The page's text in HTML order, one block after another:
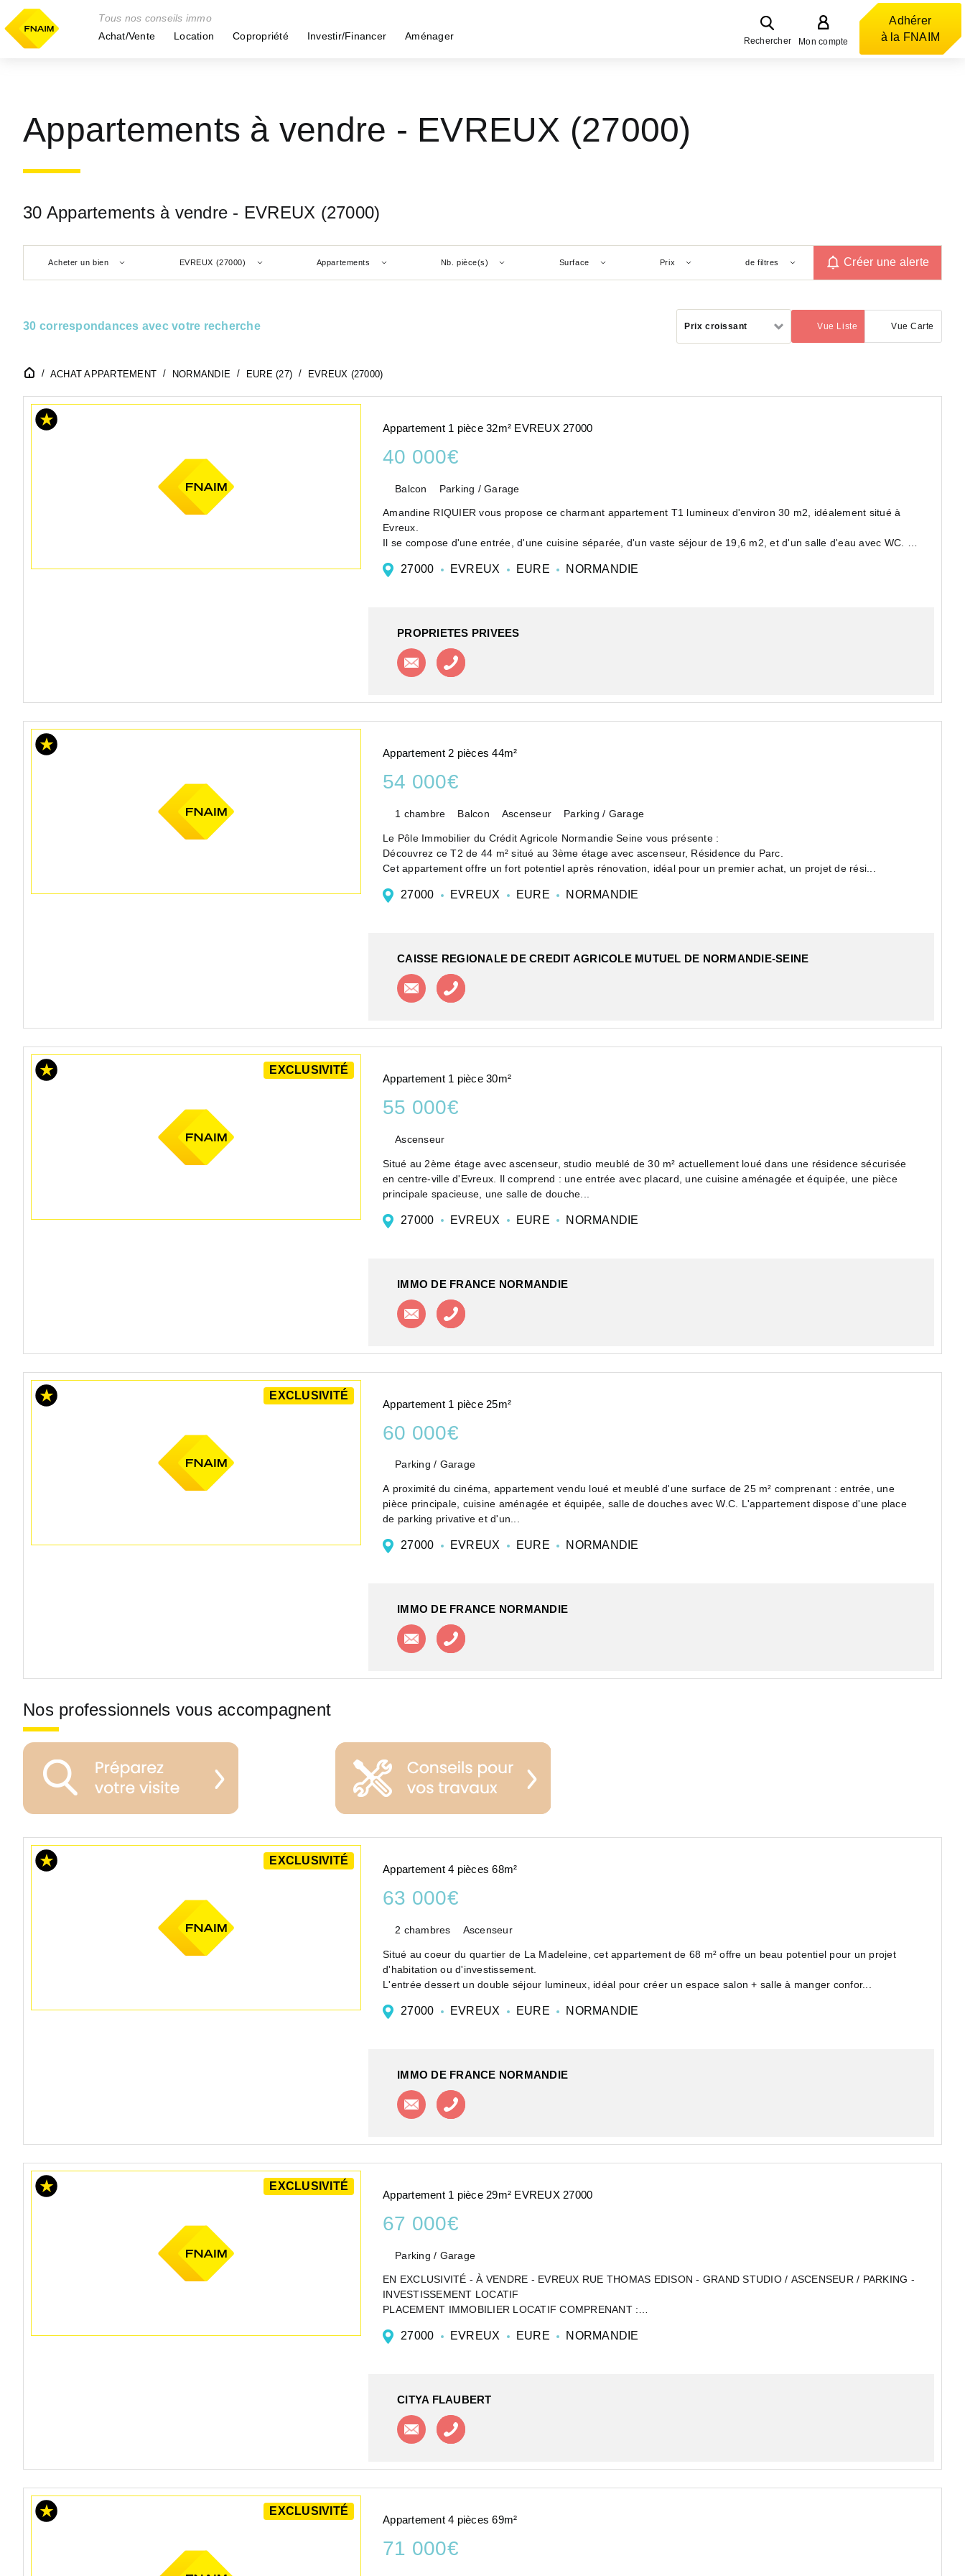
Tous nos conseils immo
Achat/Vente
Location Copropriété Investir/Financer Aménager Rechercher Mon compte
Adhérer
à la FNAIM
Appartements à vendre - EVREUX (27000)
30 Appartements à vendre - EVREUX (27000)
Acheter un bien EVREUX (27000) Appartements Nb. pièce(s) Surface Prix de filtres Créer une alerte
30 correspondances avec votre recherche Prix croissant Vue Liste
(activé) Vue Carte
ACHAT APPARTEMENT NORMANDIE EURE (27) EVREUX (27000)
Appartement 1 pièce 32m² EVREUX 27000
40 000€
Balcon Parking / Garage
Amandine RIQUIER vous propose ce charmant appartement T1 lumineux d'environ 30 m2, idéalement situé à
Evreux.
Il se compose d'une entrée, d'une cuisine séparée, d'un vaste séjour de 19,6 m2, et d'un salle d'eau avec WC.
27000 EVREUX EURE NORMANDIE
PROPRIETES PRIVEES
Contacter l'agence
Appartement 2 pièces 44m²
54 000€
1 chambre Balcon Ascenseur Parking / Garage
Le Pôle Immobilier du Crédit Agricole Normandie Seine vous présente :
Découvrez ce T2 de 44 m² situé au 3ème étage avec ascenseur, Résidence du Parc.
Cet appartement offre un fort potentiel après rénovation, idéal pour un premier achat, un projet de rési...
27000 EVREUX EURE NORMANDIE
CAISSE REGIONALE DE CREDIT AGRICOLE MUTUEL DE NORMANDIE-SEINE
Contacter l'agence
EXCLUSIVITÉ
Appartement 1 pièce 30m²
55 000€
Ascenseur
Situé au 2ème étage avec ascenseur, studio meublé de 30 m² actuellement loué dans une résidence sécurisée
en centre-ville d'Evreux. Il comprend : une entrée avec placard, une cuisine aménagée et équipée, une pièce
principale spacieuse, une salle de douche...
27000 EVREUX EURE NORMANDIE
IMMO DE FRANCE NORMANDIE
Contacter l'agence
EXCLUSIVITÉ
Appartement 1 pièce 25m²
60 000€
Parking / Garage
A proximité du cinéma, appartement vendu loué et meublé d'une surface de 25 m² comprenant : entrée, une
pièce principale, cuisine aménagée et équipée, salle de douches avec W.C. L'appartement dispose d'une place
de parking privative et d'un...
27000 EVREUX EURE NORMANDIE
IMMO DE FRANCE NORMANDIE
Contacter l'agence
Nos professionnels vous accompagnent
EXCLUSIVITÉ
Appartement 4 pièces 68m²
63 000€
2 chambres Ascenseur
Situé au coeur du quartier de La Madeleine, cet appartement de 68 m² offre un beau potentiel pour un projet
d'habitation ou d'investissement.
L'entrée dessert un double séjour lumineux, idéal pour créer un espace salon + salle à manger confor...
27000 EVREUX EURE NORMANDIE
IMMO DE FRANCE NORMANDIE
Contacter l'agence
EXCLUSIVITÉ
Appartement 1 pièce 29m² EVREUX 27000
67 000€
Parking / Garage
EN EXCLUSIVITÉ - À VENDRE - EVREUX RUE THOMAS EDISON - GRAND STUDIO / ASCENSEUR / PARKING -
INVESTISSEMENT LOCATIF
PLACEMENT IMMOBILIER LOCATIF COMPRENANT :
RENTABILITÉ BRUT DE 6.80 % !!
27000 EVREUX EURE NORMANDIE
CITYA FLAUBERT
Contacter l'agence
EXCLUSIVITÉ
Appartement 4 pièces 69m²
71 000€